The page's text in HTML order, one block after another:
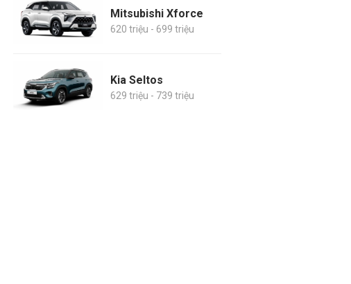
Mitsubishi Xforce
620 triệu - 699 triệu
Kia Seltos
629 triệu - 739 triệu